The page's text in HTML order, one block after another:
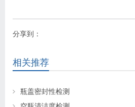
分享到：
相关推荐
瓶盖密封性检测